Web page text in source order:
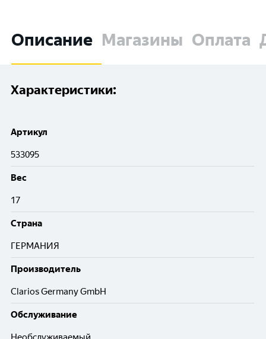
Описание Магазины Оплата
Характеристики:
Артикул
533095
Вес
17
Cтрана
ГЕРМАНИЯ
Производитель
Clarios Germany GmbH
Обслуживание